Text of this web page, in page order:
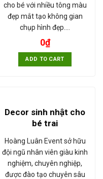
cho bé với nhiều tông màu
đẹp mắt tạo không gian
chụp hình đẹp.…
0₫
ADD TO CART
Decor sinh nhật cho
bé trai
Hoàng Luân Event sở hữu
đội ngũ nhân viên giàu kinh
nghiệm, chuyên nghiệp,
được đào tạo chuyên sâu